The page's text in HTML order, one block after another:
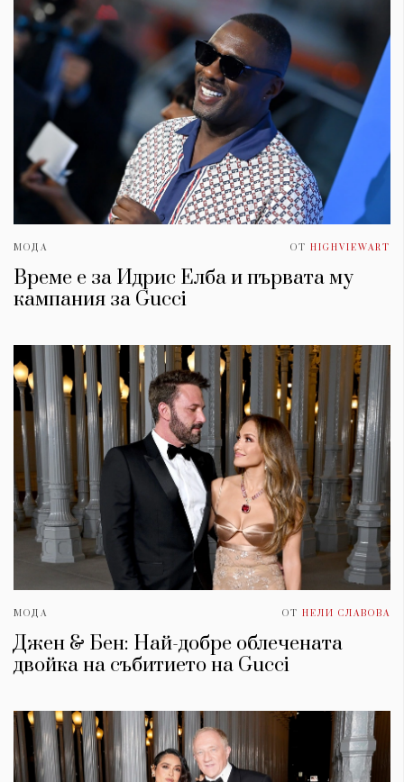
МОДА ОТ HIGHVIEWART
Време е за Идрис Елба и първата му
кампания за Gucci
МОДА ОТ НЕЛИ СЛАВОВА
Джен & Бен: Най-добре облечената
двойка на събитието на Gucci